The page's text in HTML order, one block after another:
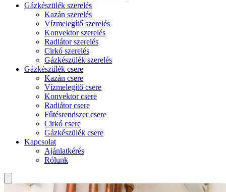
Gázkészülék szerelés
Kazán szerelés
Vízmelegítő szerelés
Konvektor szerelés
Radiátor szerelés
Cirkó szerelés
Gázkészülék szerelés
Gázkészülék csere
Kazán csere
Vízmelegítő csere
Konvektor csere
Radiátor csere
Fűtésrendszer csere
Cirkó csere
Gázkészülék csere
Kapcsolat
Ajánlatkérés
Rólunk